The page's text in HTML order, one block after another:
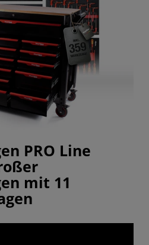
PRO Line
mit 11